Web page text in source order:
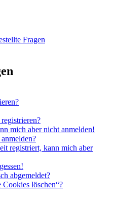
Fragen
mich aber nicht anmelden!
registriert, kann mich aber
abgemeldet?
löschen“?